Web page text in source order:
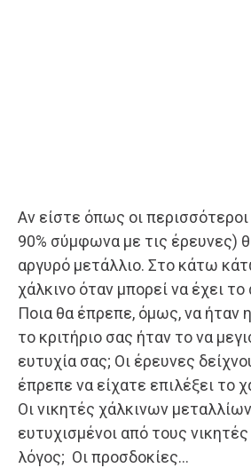
Αν είστε όπως οι
90% σύμφωνα με τις έρευνες)
αργυρό μετάλλιο. Στο κάτω
χάλκινο όταν μπορεί να έχει
Ποια θα έπρεπε, όμως, να ήταν
το κριτήριο σας ήταν το να
ευτυχία σας; Οι έρευνες
έπρεπε να είχατε επιλέξει το
Οι νικητές χάλκινων
ευτυχισμένοι από τους
λόγος; Οι προσδοκίες…